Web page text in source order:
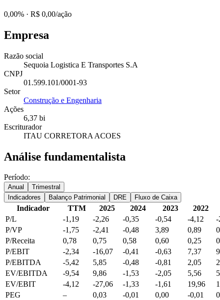
0,00% · R$ 0,00/ação
Empresa
Razão social
Sequoia Logistica E Transportes S.A
CNPJ
01.599.101/0001-93
Setor
Construção e Engenharia
Ações
6,37 bi
Escriturador
ITAU CORRETORA ACOES
Análise fundamentalista
Período:
Anual
Trimestral
Indicadores
Balanço Patrimonial DRE Fluxo de Caixa
Indicador TTM 2025 2024 2023
2022
P/L
-1,19 -2,26 -0,35 -0,54 -4,12
-
P/VP
-1,75 -2,41 -0,48 3,89 0,89
P/Receita
0,78 0,75 0,58 0,60 0,25
P/EBIT
-2,34 -16,07 -0,41 -0,63 7,37
P/EBITDA
-5,42 5,85 -0,48 -0,81 2,05
EV/EBITDA
-9,54 9,86 -1,53 -2,05 5,56
EV/EBIT
-4,12 -27,06 -1,33 -1,61 19,96
PEG
– 0,03 -0,01 0,00 -0,01